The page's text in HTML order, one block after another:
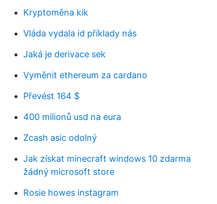
Kryptoměna kik
Vláda vydala id příklady nás
Jaká je derivace sek
Vyměnit ethereum za cardano
Převést 164 $
400 milionů usd na eura
Zcash asic odolný
Jak získat minecraft windows 10 zdarma
žádný microsoft store
Rosie howes instagram